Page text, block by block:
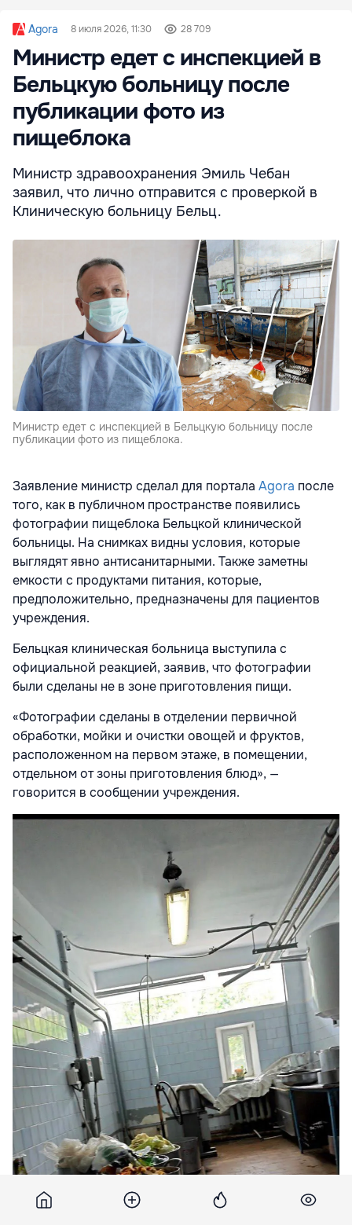
Agora 8 июля 2026, 11:30 28 709
Министр едет с инспекцией в
Бельцкую больницу после
публикации фото из
пищеблока
Министр здравоохранения Эмиль Чебан
заявил, что лично отправится с проверкой в
Клиническую больницу Бельц.
Министр едет с инспекцией в Бельцкую больницу после
публикации фото из пищеблока.
Заявление министр сделал для портала Agora после
того, как в публичном пространстве появились
фотографии пищеблока Бельцкой клинической
больницы. На снимках видны условия, которые
выглядят явно антисанитарными. Также заметны
емкости с продуктами питания, которые,
предположительно, предназначены для пациентов
учреждения.
Бельцкая клиническая больница выступила с
официальной реакцией, заявив, что фотографии
были сделаны не в зоне приготовления пищи.
«Фотографии сделаны в отделении первичной
обработки, мойки и очистки овощей и фруктов,
расположенном на первом этаже, в помещении,
отдельном от зоны приготовления блюд», —
говорится в сообщении учреждения.